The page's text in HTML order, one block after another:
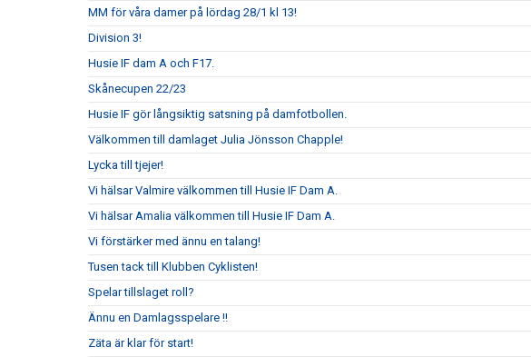
MM för våra damer på lördag 28/1 kl 13!
Division 3!
Husie IF dam A och F17.
Skånecupen 22/23
Husie IF gör långsiktig satsning på damfotbollen.
Välkommen till damlaget Julia Jönsson Chapple!
Lycka till tjejer!
Vi hälsar Valmire välkommen till Husie IF Dam A.
Vi hälsar Amalia välkommen till Husie IF Dam A.
Vi förstärker med ännu en talang!
Tusen tack till Klubben Cyklisten!
Spelar tillslaget roll?
Ännu en Damlagsspelare !!
Zäta är klar för start!